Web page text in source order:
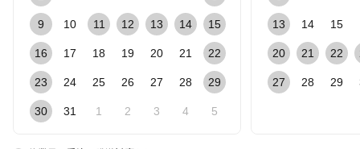
9 10 11 12 13 14 15
16 17 18 19 20 21 22
23 24 25 26 27 28 29
30 31 1 2 3 4 5
13 14 15
20 21 22
27 28 29